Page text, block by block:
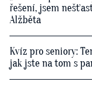
řešení, jsem
Alžběta
Kvíz pro seniory:
jak jste na tom s